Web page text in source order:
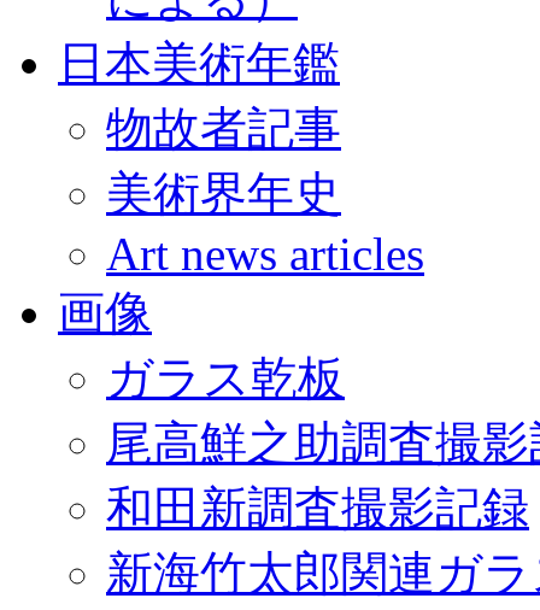
日本美術年鑑
物故者記事
美術界年史
Art news articles
画像
ガラス乾板
尾高鮮之助調査撮
和田新調査撮影記録
新海竹太郎関連ガ